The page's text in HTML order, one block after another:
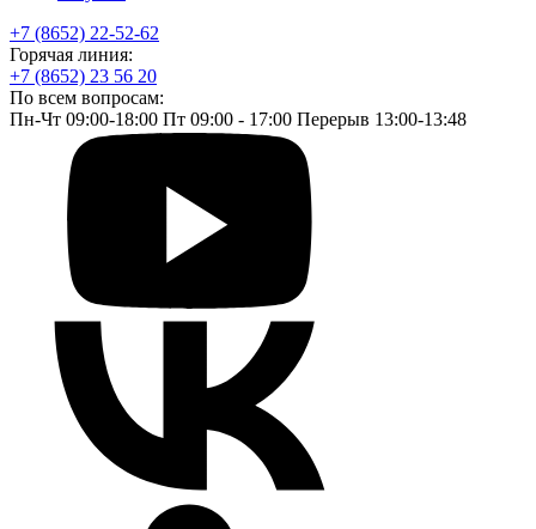
+7 (8652) 22-52-62
Горячая линия:
+7 (8652) 23 56 20
По всем вопросам:
Пн-Чт 09:00-18:00 Пт 09:00 - 17:00 Перерыв 13:00-13:48